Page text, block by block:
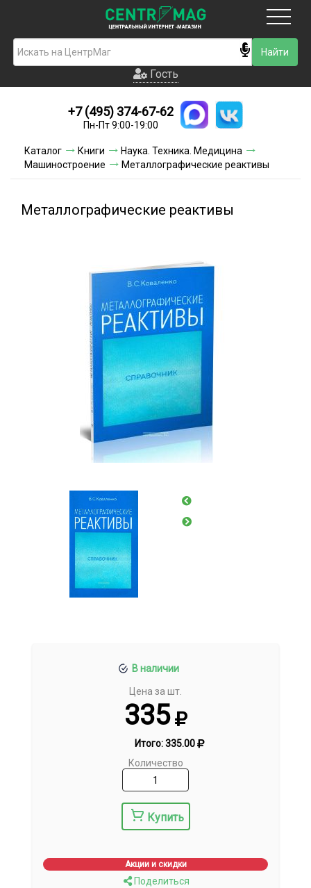
Гость
Новинки
Условия доставки
Контакты
Гость
+7 (495) 374-67-62
Пн-Пт 9:00-19:00
Каталог Книги
Наука. Техника. Медицина
Машиностроение
Металлографические реактивы
Металлографические реактивы
В наличии
Цена за шт.
335
Итого:335.00
Количество
Купить
Акции и скидки
Поделиться